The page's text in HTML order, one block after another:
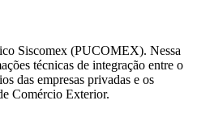
Siscomex (PUCOMEX). Nessa
técnicas de integração entre o
das empresas privadas e os
Comércio Exterior.